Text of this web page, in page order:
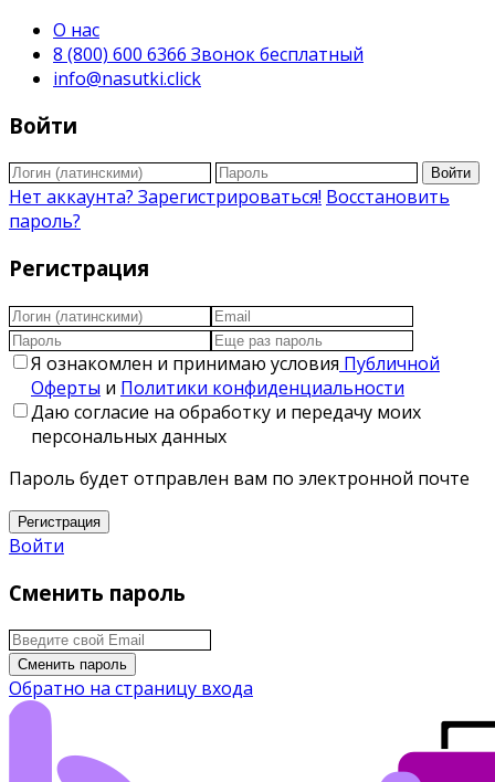
О нас
8 (800) 600 6366 Звонок бесплатный
info@nasutki.click
Войти
Войти
Нет аккаунта? Зарегистрироваться! Восстановить
пароль?
Регистрация
Я ознакомлен и принимаю условия Публичной
Оферты и Политики конфиденциальности
Даю согласие на обработку и передачу моих
персональных данных
Пароль будет отправлен вам по электронной почте
Регистрация
Войти
Сменить пароль
Сменить пароль
Обратно на страницу входа